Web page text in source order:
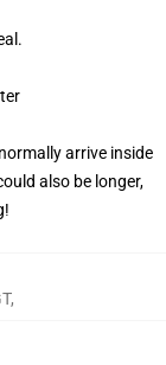
arrive inside
also be longer,
,